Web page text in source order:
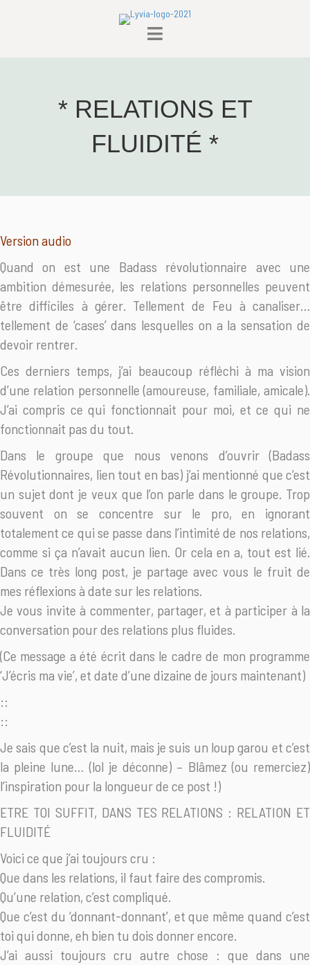
* RELATIONS ET
FLUIDITÉ *
Version audio
Quand on est une Badass révolutionnaire avec une
ambition démesurée, les relations personnelles peuvent
être difficiles à gérer. Tellement de Feu à canaliser…
tellement de ‘cases’ dans lesquelles on a la sensation de
devoir rentrer.
Ces derniers temps, j’ai beaucoup réfléchi à ma vision
d’une relation personnelle (amoureuse, familiale, amicale).
J’ai compris ce qui fonctionnait pour moi, et ce qui ne
fonctionnait pas du tout.
Dans le groupe que nous venons d’ouvrir (Badass
Révolutionnaires, lien tout en bas) j’ai mentionné que c’est
un sujet dont je veux que l’on parle dans le groupe. Trop
souvent on se concentre sur le pro, en ignorant
totalement ce qui se passe dans l’intimité de nos relations,
comme si ça n’avait aucun lien. Or cela en a, tout est lié.
Dans ce très long post, je partage avec vous le fruit de
mes réflexions à date sur les relations.
Je vous invite à commenter, partager, et à participer à la
conversation pour des relations plus fluides.
(Ce message a été écrit dans le cadre de mon programme
‘J’écris ma vie’, et date d’une dizaine de jours maintenant)
::
::
Je sais que c’est la nuit, mais je suis un loup garou et c’est
la pleine lune… (lol je déconne) – Blâmez (ou remerciez)
l’inspiration pour la longueur de ce post !)
ETRE TOI SUFFIT, DANS TES RELATIONS : RELATION ET
FLUIDITÉ
Voici ce que j’ai toujours cru :
Que dans les relations, il faut faire des compromis.
Qu’une relation, c’est compliqué.
Que c’est du ‘donnant-donnant’, et que même quand c’est
toi qui donne, eh bien tu dois donner encore.
J’ai aussi toujours cru autre chose : que dans une
Ton chemin pour une meilleure sexualité commence ici
Fais le quizz